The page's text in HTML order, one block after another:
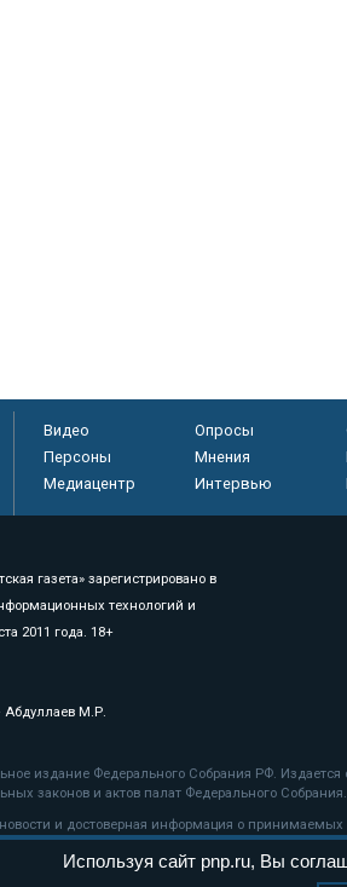
Видео Опросы
Персоны
Мнения
Медиацентр
Интервью
газета» зарегистрировано в
технологий и
2011 года. 18+
Абдуллаев М.Р.
издание Федерального Собрания РФ.
законов и актов палат Федерального
и достоверная информация о
обязательна.
технологии
Используя сайт pnp.ru, Вы